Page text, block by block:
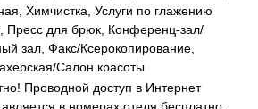
Химчистка, Услуги по глажению
Пресс для брюк, Конференц-зал/
зал, Факс/Ксерокопирование,
Салон красоты
Проводной доступ в Интернет